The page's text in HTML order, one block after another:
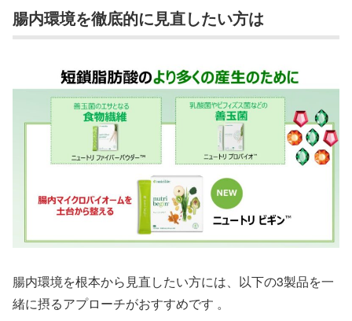
腸内環境を徹底的に見直したい方は
腸内環境を根本から見直したい方には、以下の3製品を一
緒に摂るアプローチがおすすめです 。